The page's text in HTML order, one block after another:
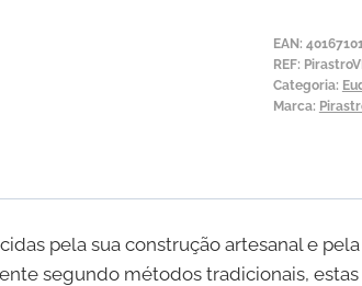
Stiff
17
1/4
EAN:
REF:
Categoria:
Marca:
pela sua construção artesanal e
segundo métodos tradicionais,